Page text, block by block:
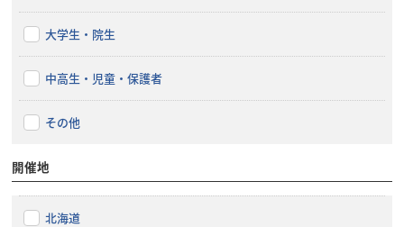
大学生・院生
中高生・児童・保護者
その他
開催地
北海道